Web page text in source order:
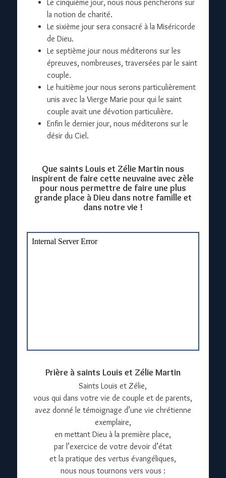
Le cinquième jour, nous nous pencherons sur
la notion de charité.
Le sixième jour sera consacré à la Miséricorde
de Dieu.
Le septième jour nous méditerons sur les
épreuves, nombreuses, traversées par le saint
couple.
Le huitième jour nous serons particulièrement
unis avec la Vierge Marie pour qui le saint
couple avait une dévotion particulière.
Enfin le dernier jour, nous méditerons sur le
désir du Ciel.
Que saints Louis et Zélie Martin nous
inspirent de faire cette neuvaine avec zèle
pour nous permettre de faire une plus
grande place à Dieu dans notre famille et
dans notre vie !
Prière à saints Louis et Zélie Martin
Saints Louis et Zélie,
vous qui dans votre vie de couple et de parents,
avez donné le témoignage d’une vie chrétienne
exemplaire,
en mettant Dieu à la première place,
par l’exercice de votre devoir d’état
et la pratique des vertus évangéliques,
nous nous tournons vers vous :